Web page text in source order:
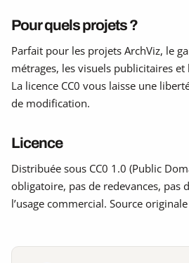
Pour quels projets ?
Parfait pour les projets ArchViz, le
métrages, les visuels publicitaires
La licence CC0 vous laisse une
de modification.
Licence
Distribuée sous CC0 1.0 (Public
obligatoire, pas de redevances, pas
l’usage commercial. Source